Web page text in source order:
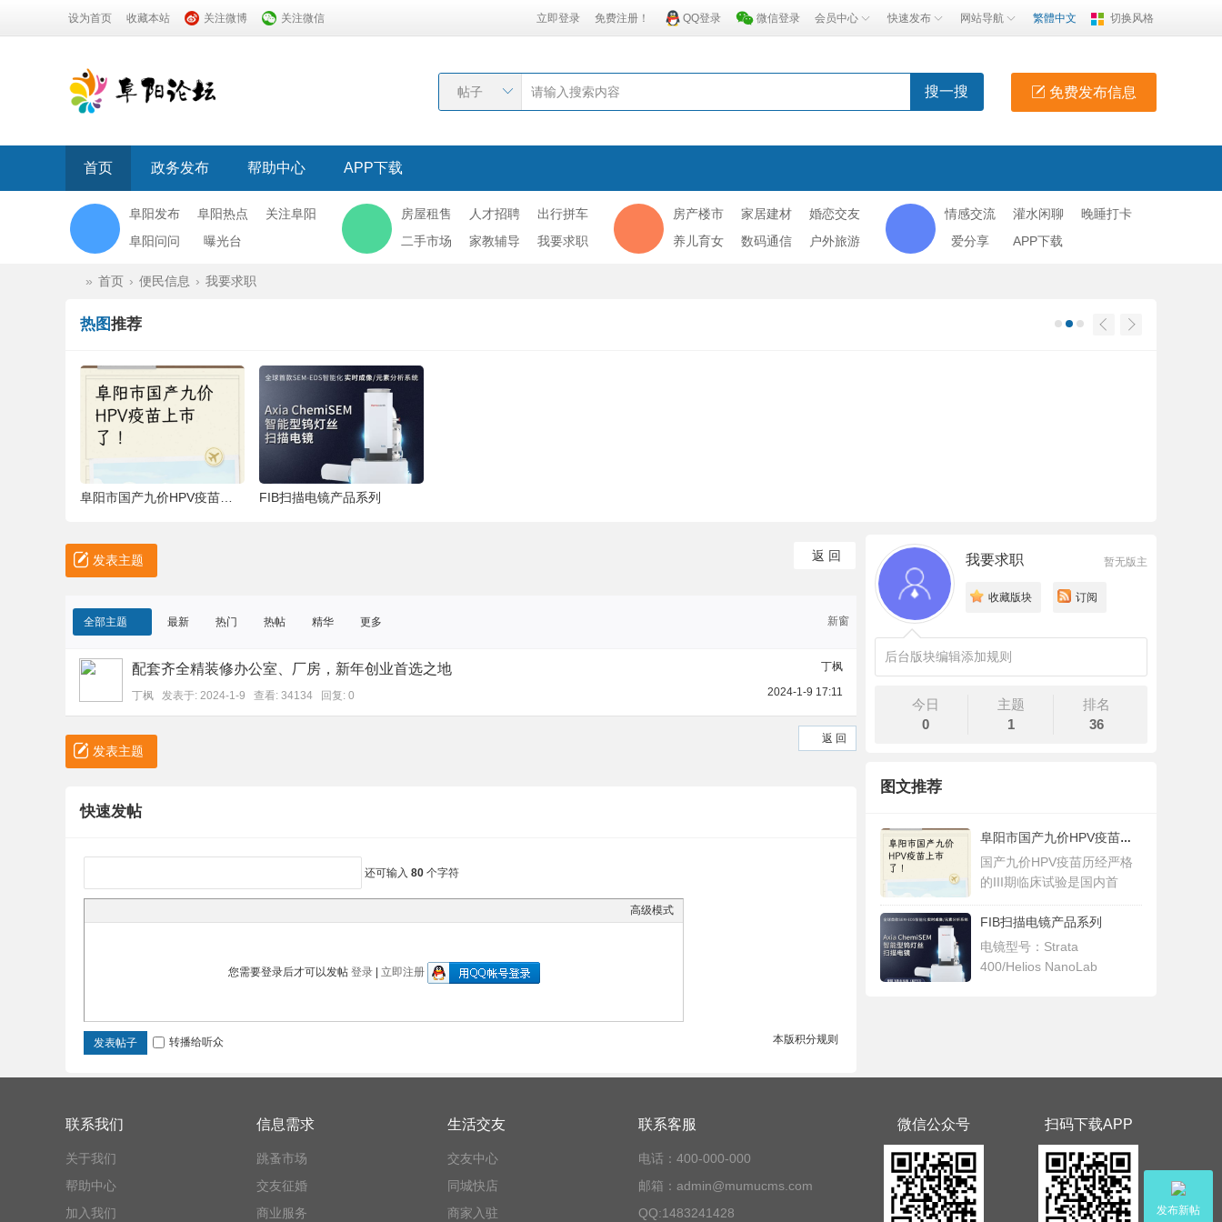
设为首页 收藏本站 关注微博 关注微信 立即登录 免费注册！ QQ登录 微信登录 会员中心 快速发布 网站导航 繁體中文 切换风格
免费发布信息
帖子 搜一搜
首页 政务发布 帮助中心 APP下载
阜阳发布 阜阳热点
关注阜阳
阜阳问问
曝光台
房屋租售 人才招聘
出行拼车
二手市场
家教辅导 我要求职
房产楼市 家居建材
婚恋交友
养儿育女
数码通信 户外旅游
情感交流 灌水闲聊
晚睡打卡
爱分享
APP下载
阳
» 首页 › 便民信息 › 我要求职
热图推荐
FIB扫描电镜产品系列
返 回
发表主题
新窗
全部主题 最新 热门 热帖 精华 更多
配套齐全精装修办公室、厂房，新年创业首选之地
丁枫 发表于: 2024-1-9 查看: 34134 回复: 0
丁枫
2024-1-9 17:11
返 回
发表主题
快速发帖
还可输入 80 个字符
高级模式
您需要登录后才可以发帖 登录| 立即注册
本版积分规则
发表帖子 转播给听众
我要求职 暂无版主
收藏版块 订阅
后台版块编辑添加规则
今日
0
主题
1
排名
36
图文推荐
阜阳市国产九价HPV疫苗上市了只需要529元，
国产九价HPV疫苗历经严格
的III期临床试验是国内首
FIB扫描电镜产品系列
电镜型号：Strata
400/Helios NanoLab
发布新帖
联系我们
关于我们
帮助中心
加入我们
信息需求
跳蚤市场
交友征婚
商业服务
生活交友
交友中心
同城快店
商家入驻
联系客服
电话：400-000-000
邮箱：admin@mumucms.com
QQ:1483241428
微信公众号 扫码下载APP